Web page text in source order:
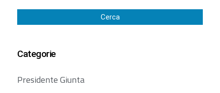
Cerca
Categorie
Presidente Giunta